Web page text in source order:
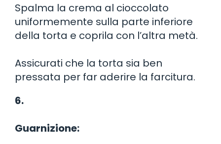
Spalma la crema al cioccolato
uniformemente sulla parte inferiore
della torta e coprila con l’altra metà.
Assicurati che la torta sia ben
pressata per far aderire la farcitura.
6.
Guarnizione: